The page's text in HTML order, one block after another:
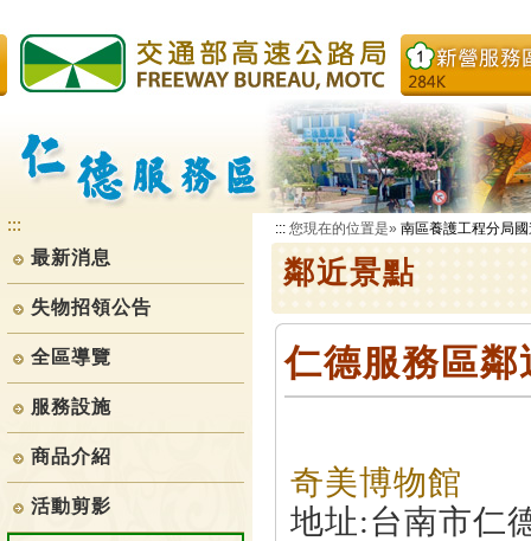
到
主
內
:::
最新消息
失物招領公告
全區導覽
服務設施
商品介紹
活動剪影
::: 您現在的位置是» 南區養護工程分局
鄰近景點
仁德服務區鄰
奇美博物館
地址:台南市仁